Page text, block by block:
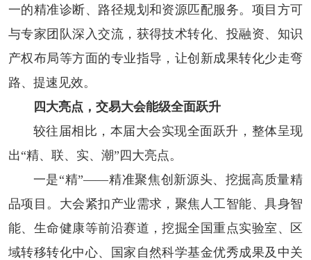
一的精准诊断、路径规划和资源匹配服务。项目方可
与专家团队深入交流，获得技术转化、投融资、知识
产权布局等方面的专业指导，让创新成果转化少走弯
路、提速见效。
四大亮点，交易大会能级全面跃升
较往届相比，本届大会实现全面跃升，整体呈现
出“精、联、实、潮”四大亮点。
一是“精”——精准聚焦创新源头、挖掘高质量精
品项目。大会紧扣产业需求，聚焦人工智能、具身智
能、生命健康等前沿赛道，挖掘全国重点实验室、区
域转移转化中心、国家自然科学基金优秀成果及中关